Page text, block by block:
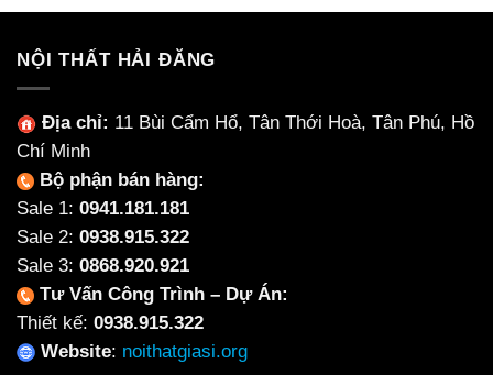
NỘI THẤT HẢI ĐĂNG
Địa chỉ: 11 Bùi Cẩm Hổ, Tân Thới Hoà, Tân Phú, Hồ
Chí Minh
Bộ phận bán hàng:
Sale 1: 0941.181.181
Sale 2: 0938.915.322
Sale 3: 0868.920.921
Tư Vấn Công Trình – Dự Án:
Thiết kế: 0938.915.322
Website: noithatgiasi.org